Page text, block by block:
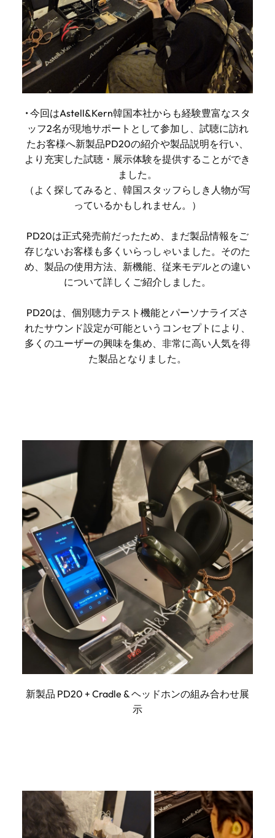
• 今回はAstell&Kern韓国本社からも経験豊富なスタ
ッフ2名が現地サポートとして参加し、試聴に訪れ
たお客様へ新製品PD20の紹介や製品説明を行い、
より充実した試聴・展示体験を提供することができ
ました。
（よく探してみると、韓国スタッフらしき人物が写
っているかもしれません。）
PD20は正式発売前だったため、まだ製品情報をご
存じないお客様も多くいらっしゃいました。そのた
め、製品の使用方法、新機能、従来モデルとの違い
について詳しくご紹介しました。
PD20は、個別聴力テスト機能とパーソナライズさ
れたサウンド設定が可能というコンセプトにより、
多くのユーザーの興味を集め、非常に高い人気を得
た製品となりました。
新製品 PD20 + Cradle & ヘッドホンの組み合わせ展
示